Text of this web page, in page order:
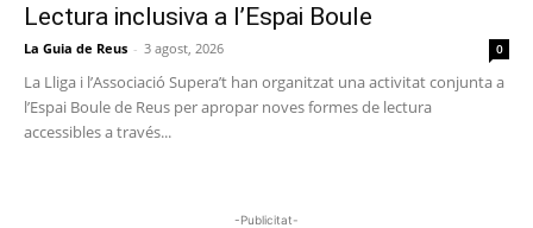
Lectura inclusiva a l’Espai Boule
La Guia de Reus - 3 agost, 2026 0
La Lliga i l’Associació Supera’t han organitzat una activitat conjunta a
l’Espai Boule de Reus per apropar noves formes de lectura
accessibles a través...
-Publicitat-